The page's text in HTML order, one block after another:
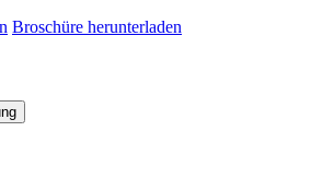
Broschüre herunterladen